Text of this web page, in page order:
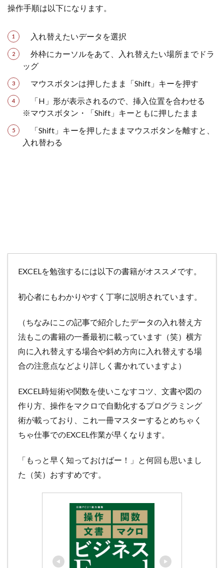
操作手順は以下になります。
入れ替えたいデータを選択
外枠にカーソルをあて、入れ替えたい場所までドラ
ッグ
マウスボタンは押したまま「Shift」キーを押す
「H」形が表示されるので、挿入位置を合わせる
※マウスボタン・「Shift」キーともに押したまま
「Shift」キーを押したままマウスボタンを離すと、
入れ替わる
EXCELを勉強するには以下の書籍がオススメです。
初心者にもわかりやすく丁寧に説明されています。
（ちなみにこの記事で紹介したデータの入れ替え方
法もこの書籍の一番最初に載っています（笑）横方
向に入れ替えする場合や斜め方向に入れ替えする場
合の注意点などより詳しく書かれていますよ）
EXCEL時短術や関数を使いこなすコツ、文書や図の
作り方、操作をマクロで自動化するプログラミング
術が載っており、これ一冊マスターするとめちゃく
ちゃ仕事でのEXCEL作業が早くなります。
「もっと早く知っておけばー！」と何回も思いまし
た（笑）おすすめです。